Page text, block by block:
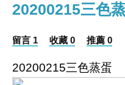
20200215三色
留言 1 收藏 0 推薦 0
20200215三色蒸蛋